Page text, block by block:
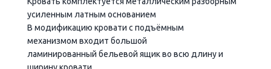
усиленным латным основанием
В модификацию кровати с подъёмным
механизмом входит большой
ламинированный бельевой ящикво всю длину и